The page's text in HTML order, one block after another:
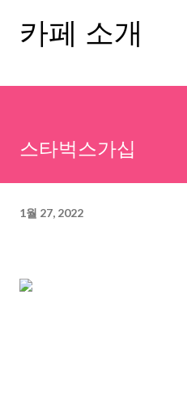
기본 콘텐츠
카페 소개
스타벅스가십
1월 27, 2022